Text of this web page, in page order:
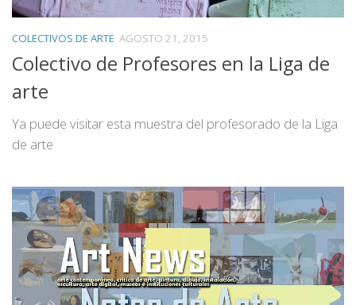
COLECTIVOS DE ARTE AGOSTO 21, 2015
Colectivo de Profesores en la Liga de
arte
Ya puede visitar esta muestra del profesorado de la Liga
de arte